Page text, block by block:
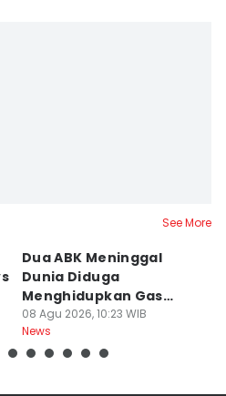
See More
Dua ABK Meninggal
Dunia Diduga
Menghidupkan Gas
Beracun di Kapal
08 Agu 2026, 10:23 WIB
News